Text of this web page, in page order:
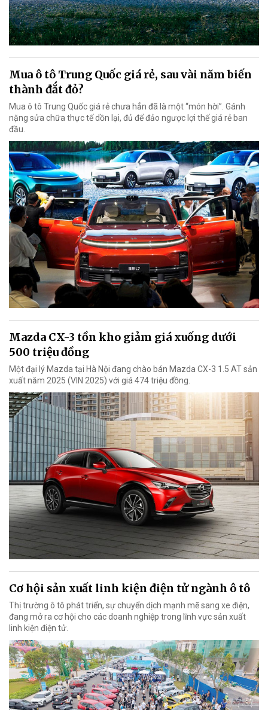
Mua ô tô Trung Quốc giá rẻ, sau vài năm biến
thành đắt đỏ?
Mua ô tô Trung Quốc giá rẻ chưa hẳn đã là một “món hời”. Gánh
nặng sửa chữa thực tế dồn lại, đủ để đảo ngược lợi thế giá rẻ ban
đầu.
Mazda CX-3 tồn kho giảm giá xuống dưới
500 triệu đồng
Một đại lý Mazda tại Hà Nội đang chào bán Mazda CX-3 1.5 AT sản
xuất năm 2025 (VIN 2025) với giá 474 triệu đồng.
Cơ hội sản xuất linh kiện điện tử ngành ô tô
Thị trường ô tô phát triển, sự chuyển dịch mạnh mẽ sang xe điện,
đang mở ra cơ hội cho các doanh nghiệp trong lĩnh vực sản xuất
linh kiện điện tử.